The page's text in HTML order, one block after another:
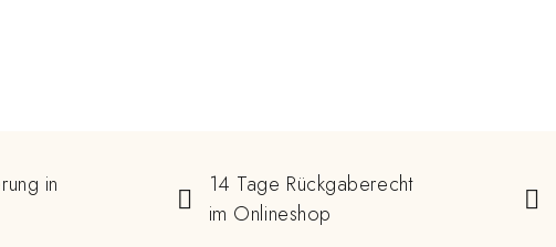
in
14 Tage Rückgaberecht
im Onlineshop